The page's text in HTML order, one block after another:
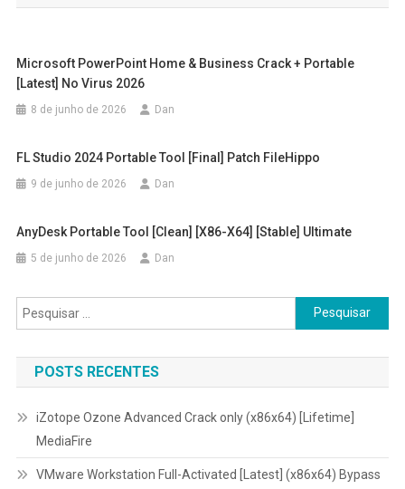
Microsoft PowerPoint Home & Business Crack + Portable
[Latest] No Virus 2026
8 de junho de 2026 Dan
FL Studio 2024 Portable Tool [Final] Patch FileHippo
9 de junho de 2026 Dan
AnyDesk Portable Tool [Clean] [x86-X64] [Stable] Ultimate
5 de junho de 2026 Dan
Pesquisar
por:
POSTS RECENTES
iZotope Ozone Advanced Crack only (x86x64) [Lifetime]
MediaFire
VMware Workstation Full-Activated [Latest] (x86x64) Bypass